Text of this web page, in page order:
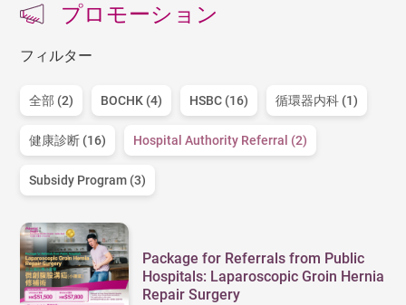
プロモーション
フィルター
全部 (2) BOCHK (4) HSBC (16) 循環器内科 (1)
健康診断 (16) Hospital Authority Referral (2)
Subsidy Program (3)
Package for Referrals from Public
Hospitals: Laparoscopic Groin Hernia
Repair Surgery